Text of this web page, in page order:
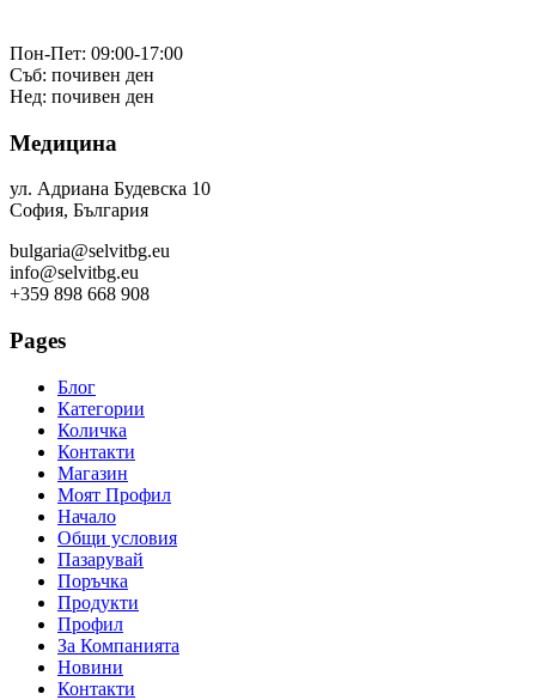
Пон-Пет: 09:00-17:00
Съб: почивен ден
Нед: почивен ден
Медицина
ул. Адриана Будевска 10
София, България
bulgaria@selvitbg.eu
info@selvitbg.eu
+359 898 668 908
Pages
Блог
Категории
Количка
Контакти
Магазин
Моят Профил
Начало
Общи условия
Пазарувай
Поръчка
Продукти
Профил
За Компанията
Новини
Контакти